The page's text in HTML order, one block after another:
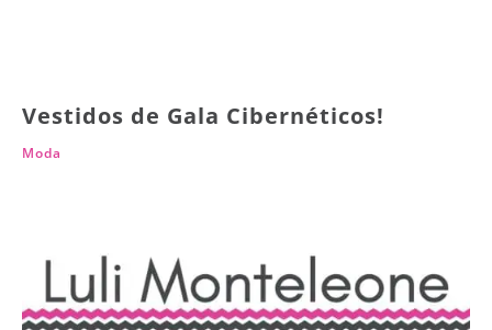
Vestidos de Gala Cibernéticos!
Moda